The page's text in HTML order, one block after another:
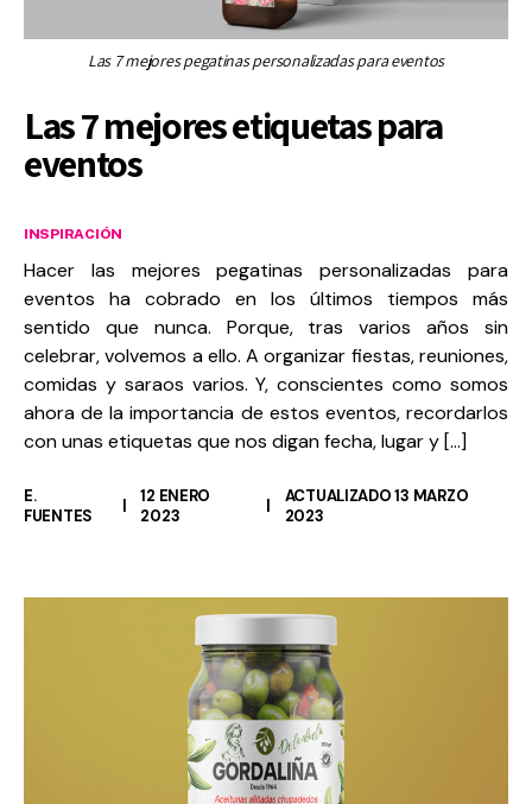
Las 7 mejores pegatinas personalizadas para eventos
Las 7 mejores etiquetas para
eventos
INSPIRACIÓN
Hacer las mejores pegatinas personalizadas para
eventos ha cobrado en los últimos tiempos más
sentido que nunca. Porque, tras varios años sin
celebrar, volvemos a ello. A organizar fiestas, reuniones,
comidas y saraos varios. Y, conscientes como somos
ahora de la importancia de estos eventos, recordarlos
con unas etiquetas que nos digan fecha, lugar y […]
E.
FUENTES
12 ENERO
2023
ACTUALIZADO 13 MARZO
2023